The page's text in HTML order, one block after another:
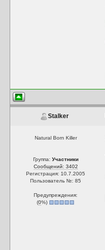
Stalker
Natural Born Killer
Группа: Участники
Сообщений: 3402
Регистрация: 10.7.2005
Пользователь №: 85
Предупреждения:
(0%)